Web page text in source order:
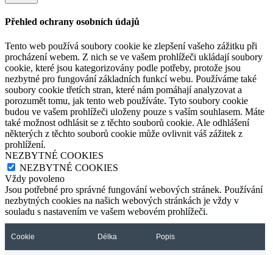
Přehled ochrany osobních údajů
Tento web používá soubory cookie ke zlepšení vašeho zážitku při
procházení webem. Z nich se ve vašem prohlížeči ukládají soubory
cookie, které jsou kategorizovány podle potřeby, protože jsou
nezbytné pro fungování základních funkcí webu. Používáme také
soubory cookie třetích stran, které nám pomáhají analyzovat a
porozumět tomu, jak tento web používáte. Tyto soubory cookie
budou ve vašem prohlížeči uloženy pouze s vaším souhlasem. Máte
také možnost odhlásit se z těchto souborů cookie. Ale odhlášení
některých z těchto souborů cookie může ovlivnit váš zážitek z
prohlížení.
NEZBYTNÉ COOKIES
NEZBYTNÉ COOKIES
Vždy povoleno
Jsou potřebné pro správné fungování webových stránek. Používání
nezbytných cookies na našich webových stránkách je vždy v
souladu s nastavením ve vašem webovém prohlížeči.
Cookie Délka Popis